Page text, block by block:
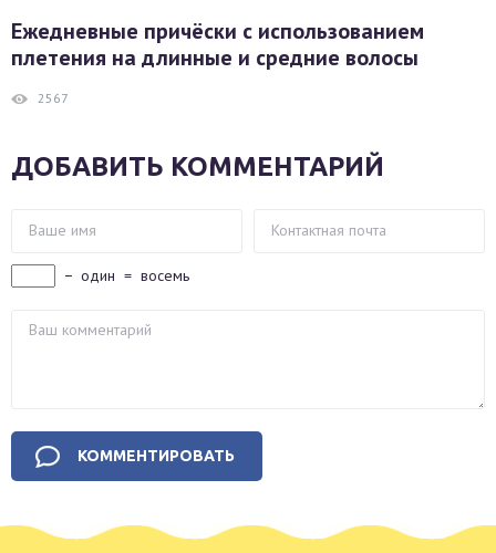
Ежедневные причёски с использованием
плетения на длинные и средние волосы
2567
ДОБАВИТЬ КОММЕНТАРИЙ
− один = восемь